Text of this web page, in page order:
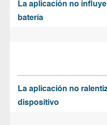
La aplicación no
batería
La aplicación no
dispositivo